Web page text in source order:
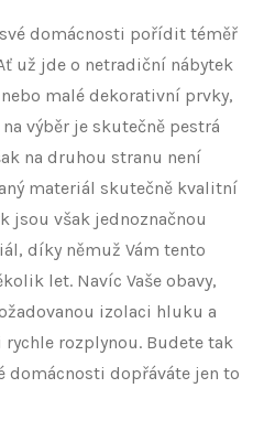
domácnosti pořídit téměř
už jde o netradiční nábytek
malé dekorativní prvky,
výběr je skutečně pestrá
na druhou stranu není
materiál skutečně kvalitní
jsou však jednoznačnou
díky němuž Vám tento
let. Navíc Vaše obavy,
izolaci hluku a
rozplynou. Budete tak
domácnosti dopřáváte jen to